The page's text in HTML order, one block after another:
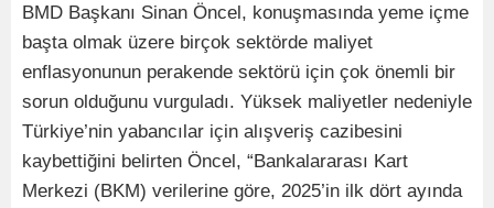
BMD Başkanı Sinan Öncel, konuşmasında yeme içme
başta olmak üzere birçok sektörde maliyet
enflasyonunun perakende sektörü için çok önemli bir
sorun olduğunu vurguladı. Yüksek maliyetler nedeniyle
Türkiye’nin yabancılar için alışveriş cazibesini
kaybettiğini belirten Öncel, “Bankalararası Kart
Merkezi (BKM) verilerine göre, 2025’in ilk dört ayında